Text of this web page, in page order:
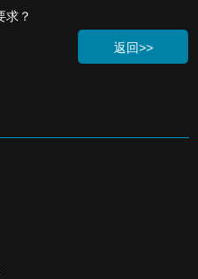
求？
返回>>